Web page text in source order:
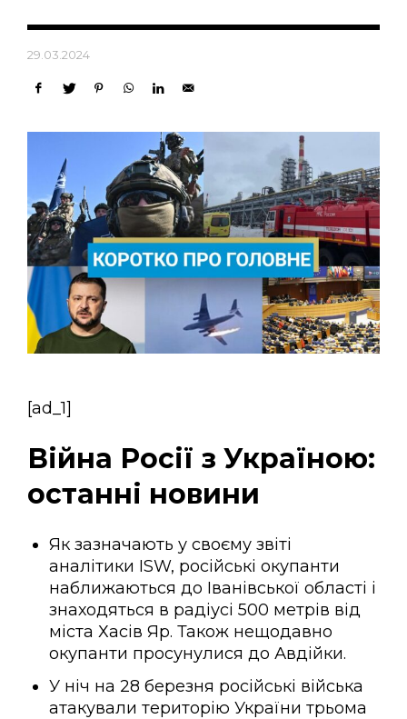
29.03.2024
[ad_1]
Війна Росії з Україною:
останні новини
Як зазначають у своєму звіті
аналітики ISW, російські окупанти
наближаються до Іванівської області і
знаходяться в радіусі 500 метрів від
міста Хасів Яр. Також нещодавно
окупанти просунулися до Авдійки.
У ніч на 28 березня російські війська
атакували територію України трьома